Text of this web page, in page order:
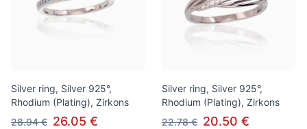
Silver ring, Silver 925°,
Rhodium (Plating), Zirkons
28.94 € 26.05 €
Silver ring, Silver 925°,
Rhodium (Plating), Zirkons
22.78 € 20.50 €